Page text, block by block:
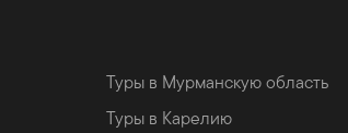
Туры в Мурманскую область
Туры в Карелию